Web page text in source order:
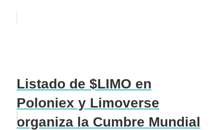
Listado de $LIMO en
Poloniex y Limoverse
organiza la Cumbre Mundial